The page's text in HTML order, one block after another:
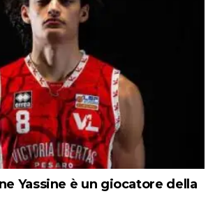
Yassine è un giocatore della